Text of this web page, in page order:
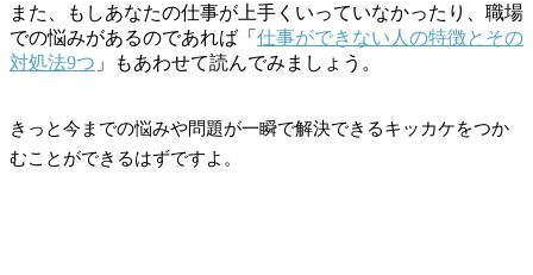
また、もしあなたの仕事が上手くいっていなかったり、職場
での悩みがあるのであれば「 仕事ができない人の特徴とその
対処法9つ 」もあわせて読んでみましょう。
きっと今までの悩みや問題が一瞬で解決できるキッカケをつか
むことができるはずですよ。